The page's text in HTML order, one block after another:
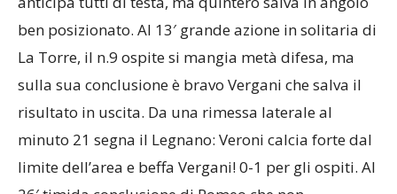
ben posizionato. Al 13′ grande azione in solitaria di
La Torre, il n.9 ospite si mangia metà difesa, ma
sulla sua conclusione è bravo Vergani che salva il
risultato in uscita. Da una rimessa laterale al
minuto 21 segna il Legnano: Veroni calcia forte dal
limite dell’area e beffa Vergani! 0-1 per gli ospiti. Al
26′ timida conclusione di Romeo che non